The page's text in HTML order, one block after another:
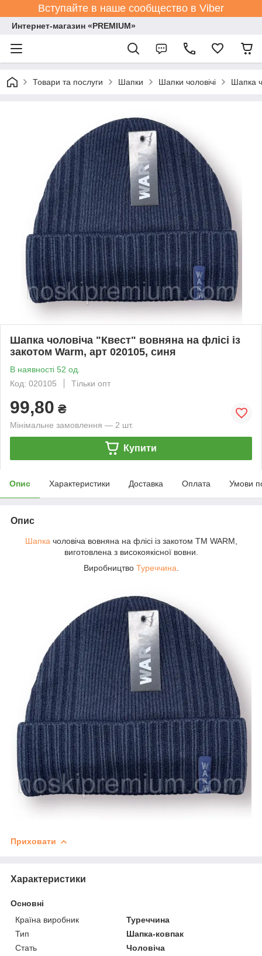
Вступайте в наше сообщество в Viber
Интернет-магазин «PREMIUM»
Товари та послуги Шапки Шапки чоловічі Шапка
Шапка чоловіча "Квест" вовняна на флісі із
закотом Warm, арт 020105, синя
В наявності 52 од.
Код: 020105
Тільки опт
99,80 ₴
Мінімальне замовлення — 2 шт.
Купити
Опис Характеристики Доставка Оплата Умови
Опис
Шапка чоловіча вовняна на флісі із закотом ТМ WARM,
виготовлена з високоякісної вовни.
Виробництво Туреччина
Приховати
Характеристики
Основні
Країна виробник
Туреччина
Тип
Шапка-ковпак
Стать
Чоловіча